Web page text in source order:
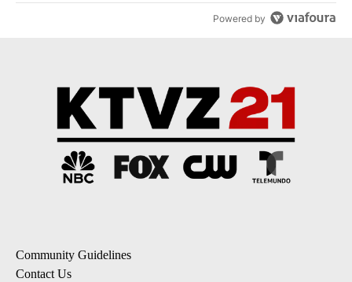
Powered by
Community Guidelines
Contact Us